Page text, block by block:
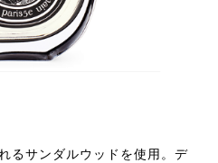
るサンダルウッドを使用。デ